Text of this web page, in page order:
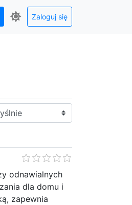
Zaloguj się
odnawialnych
dla domu i
zapewnia